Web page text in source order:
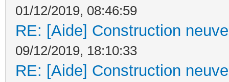
01/12/2019, 08:46:59
RE: [Aide] Construction
09/12/2019, 18:10:33
RE: [Aide] Construction